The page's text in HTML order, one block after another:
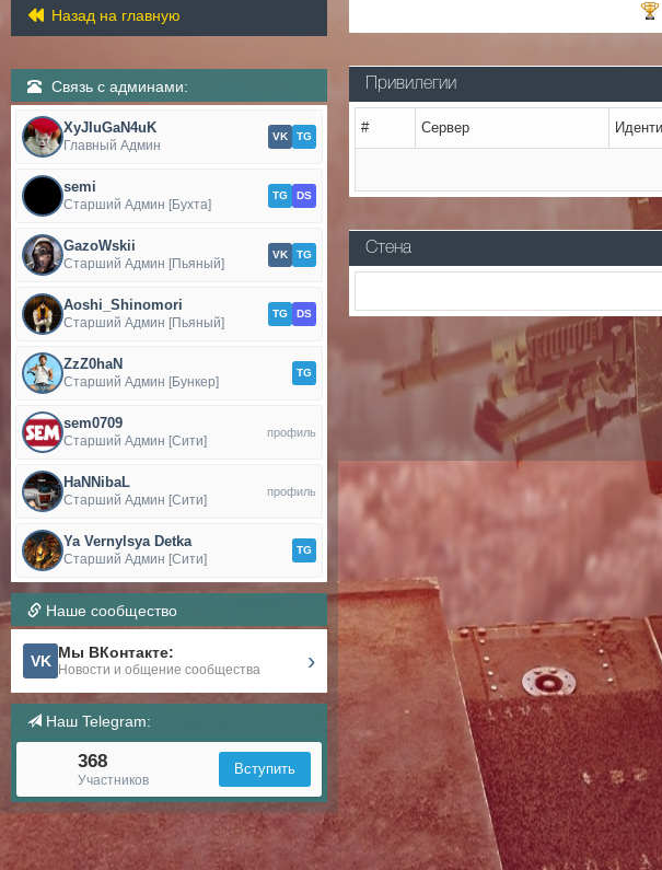
Назад на главную
Связь с админами:
XyJIuGaN4uK
Главный Админ
VK TG
semi
Старший Админ [Бухта]
TG DS
GazoWskii
Старший Админ [Пьяный]
VK TG
Aoshi_Shinomori
Старший Админ [Пьяный]
TG DS
ZzZ0haN
Старший Админ [Бункер]
TG
sem0709
Старший Админ [Сити]
профиль
HaNNibaL
Старший Админ [Сити]
профиль
Ya Vernylsya Detka
Старший Админ [Сити]
TG
Наше сообщество
VK Мы ВКонтакте:
Новости и общение сообщества ›
Наш Telegram:
368
Участников
Вступить
Привилегии
# Сервер
Стена